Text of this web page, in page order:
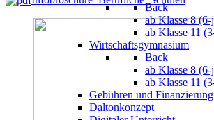
Back
ab Klasse 8
ab Klasse 11
Wirtschaftsgymnasium
Back
ab Klasse 8
ab Klasse 11
Gebühren und Finanzierung
Daltonkonzept